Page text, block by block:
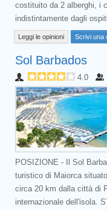
costituito da 2 alberghi, i
indistintamente dagli
Leggi le opinioni Scrivi una
Sol Barbados
4.0
POSIZIONE - Il Sol
turistico di Maiorca
circa 20 km dalla città di
internazionale dell'isola.